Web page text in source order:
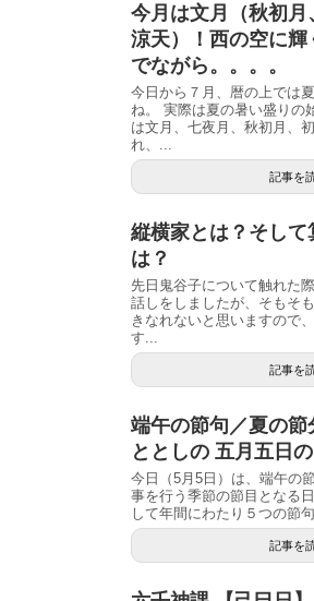
今月は文月（秋初月
涼天）！西の空に
でながら。。。。
今日から７月、暦の上では
ね。 実際は夏の暑い盛りの
は文月、七夜月、秋初月、
れ、...
記事を
縦横家とは？そして
は？
先日鬼谷子について触れた
話しをしましたが、そもそ
きなれないと思いますので
す...
記事を
端午の節句／夏の
ととしの 五月五日
今日（5月5日）は、端午の
事を行う季節の節目となる
して年間にわたり５つの節
記事を